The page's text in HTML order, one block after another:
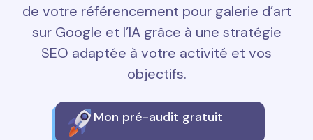
de votre référencement pour galerie d’art
sur Google et l’IA grâce à une stratégie
SEO adaptée à votre activité et vos
objectifs.
Mon pré-audit gratuit